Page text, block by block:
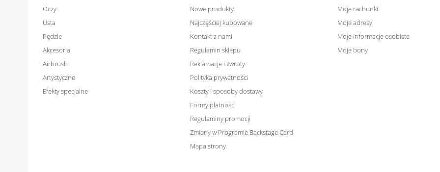
Oczy
Usta
Pędzle
Akcesoria
Airbrush
Artystyczne
Efekty specjalne
Nowe produkty
Najczęściej kupowane
Kontakt z nami
Regulamin sklepu
Reklamacje i zwroty
Polityka prywatności
Koszty i sposoby dostawy
Formy płatności
Regulaminy promocji
Zmiany w Programie Backstage Card
Mapa strony
Moje rachunki
Moje adresy
Moje informacje osobiste
Moje bony